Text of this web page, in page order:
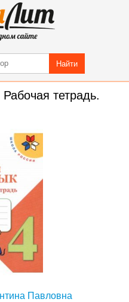
Найти
тетрадь.
Павловна